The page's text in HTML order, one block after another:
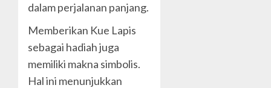
dalam perjalanan panjang.
Memberikan Kue Lapis
sebagai hadiah juga
memiliki makna simbolis.
Hal ini menunjukkan